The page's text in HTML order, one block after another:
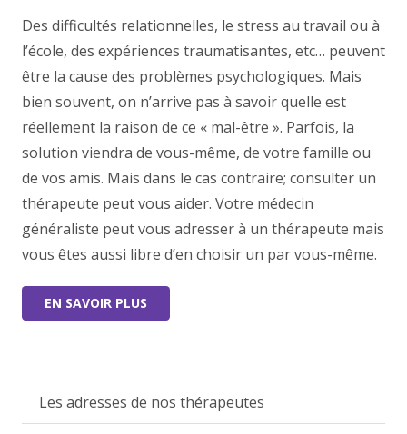
Des difficultés relationnelles, le stress au travail ou à
l’école, des expériences traumatisantes, etc… peuvent
être la cause des problèmes psychologiques. Mais
bien souvent, on n’arrive pas à savoir quelle est
réellement la raison de ce « mal-être ». Parfois, la
solution viendra de vous-même, de votre famille ou
de vos amis. Mais dans le cas contraire; consulter un
thérapeute peut vous aider. Votre médecin
généraliste peut vous adresser à un thérapeute mais
vous êtes aussi libre d’en choisir un par vous-même.
EN SAVOIR PLUS
Les adresses de nos thérapeutes